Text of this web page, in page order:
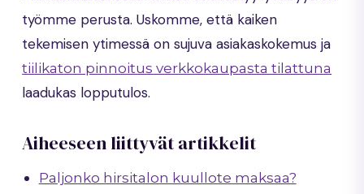
työmme perusta. Uskomme, että kaiken
tekemisen ytimessä on sujuva asiakaskokemus ja
tiilikaton pinnoitus verkkokaupasta tilattuna
laadukas lopputulos.
Aiheeseen liittyvät artikkelit
Paljonko hirsitalon kuullote maksaa?